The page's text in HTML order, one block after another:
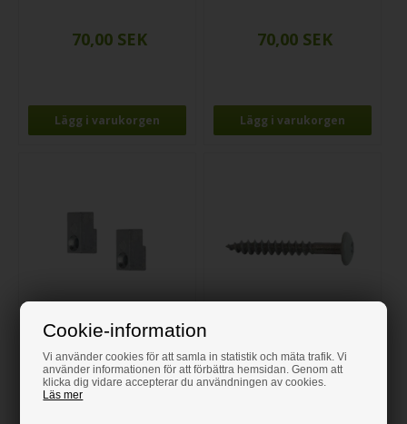
Cookie-information
Vi använder cookies för att samla in statistik och mäta trafik. Vi
använder informationen för att förbättra hemsidan. Genom att
klicka dig vidare accepterar du användningen av cookies.
Läs mer
st.)
- 50 st.